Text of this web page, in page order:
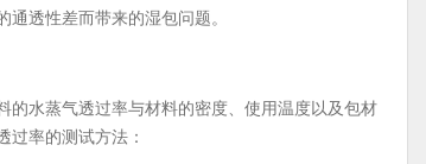
透性差而带来的湿包问题。
水蒸气透过率与材料的密度、使用温度以及包材
率的测试方法：